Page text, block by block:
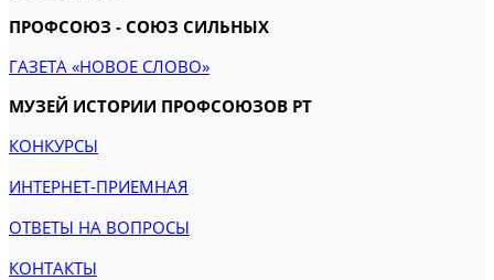
ПРОФСОЮЗ - СОЮЗ СИЛЬНЫХ
ГАЗЕТА «НОВОЕ СЛОВО»
МУЗЕЙ ИСТОРИИ ПРОФСОЮЗОВ РТ
КОНКУРСЫ
ИНТЕРНЕТ-ПРИЕМНАЯ
ОТВЕТЫ НА ВОПРОСЫ
КОНТАКТЫ